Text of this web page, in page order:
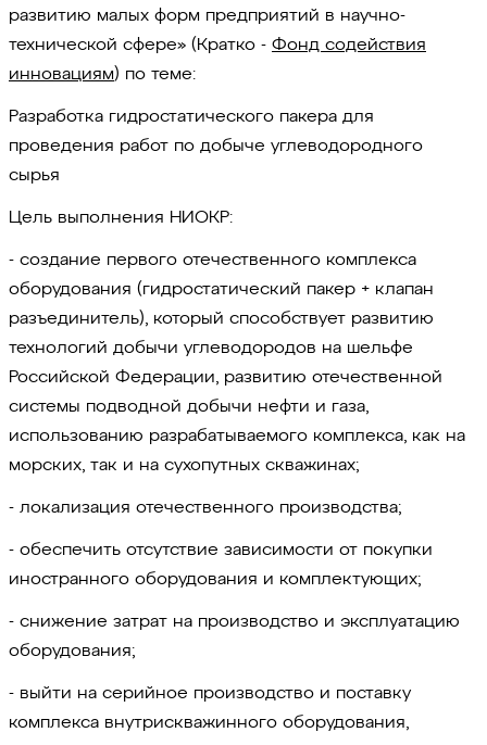
развитию малых форм предприятий в научно-
технической сфере» (Кратко - Фонд содействия
инновациям) по теме:
Разработка гидростатического пакера для
проведения работ по добыче углеводородного
сырья
Цель выполнения НИОКР:
- создание первого отечественного комплекса
оборудования (гидростатический пакер + клапан
разъединитель), который способствует развитию
технологий добычи углеводородов на шельфе
Российской Федерации, развитию отечественной
системы подводной добычи нефти и газа,
использованию разрабатываемого комплекса, как на
морских, так и на сухопутных скважинах;
- локализация отечественного производства;
- обеспечить отсутствие зависимости от покупки
иностранного оборудования и комплектующих;
- снижение затрат на производство и эксплуатацию
оборудования;
- выйти на серийное производство и поставку
комплекса внутрискважинного оборудования,